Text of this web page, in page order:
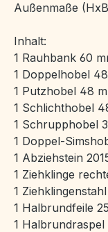
Außenmaße
Inhalt:
1 Rauhbank 60
1 Doppelhobel
1 Putzhobel 48
1 Schlichthobel
1 Schrupphobel
1 Doppel-
1 Abziehstein
1 Ziehklinge
1
1 Halbrundfeile
1 Halbrundraspel